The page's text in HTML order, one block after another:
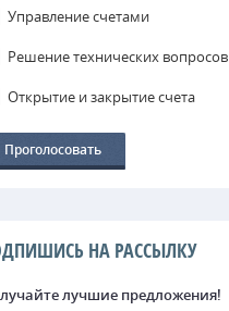
Управление счетами
Решение технических вопросов
Открытие и закрытие счета
НА РАССЫЛКУ
лучшие предложения!